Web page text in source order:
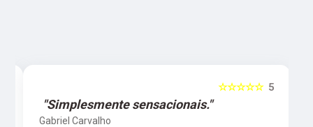
5
☆☆☆☆☆
"Simplesmente sensacionais."
Gabriel Carvalho